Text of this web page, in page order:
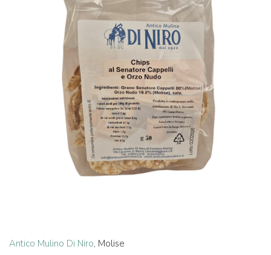
Antico Mulino Di Niro, Molise